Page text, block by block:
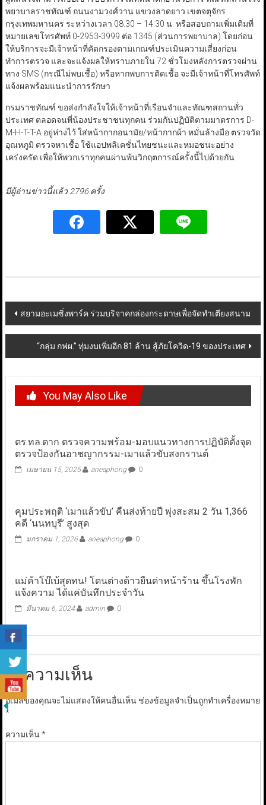
พยาบาลราชทัณฑ์ ถนนงามวงศ์วาน แขวงลาดยาว เขตจตุจักร
กรุงเทพมหานคร ระหว่างเวลา 08.30 – 14.30 น. หรือสอบถามเพิ่มเติมที่
หมายเลขโทรศัพท์ 0-2953-3999 ต่อ 1345 (ส่วนการพยาบาล) โดยก่อน
ให้บริการจะมีเจ้าหน้าที่คัดกรองตามเกณฑ์ประเมินความเสี่ยงก่อน
ทำการตรวจ และจะแจ้งผลให้ทราบภายใน 72 ชั่วโมงหลังการตรวจผ่าน
ทาง SMS (กรณีไม่พบเชื้อ) หรือหากพบการติดเชื้อ จะมีเจ้าหน้าที่โทรศัพท์
แจ้งผลพร้อมแนะนำการรักษา
กรมราชทัณฑ์ ขอส่งกำลังใจให้เจ้าหน้าที่เรือนจำและทัณฑสถานทั่ว
ประเทศ ตลอดจนพี่น้องประชาชนทุกคน ร่วมกันปฏิบัติตามมาตรการ D-
M-H-T-T-A อยู่ห่างไว้ ใส่หน้ากากอนามัย/หน้ากากผ้า หมั่นล้างมือ ตรวจวัด
อุณหภูมิ ตรวจหาเชื้อ ใช้แอปพลิเคชั่นไทยชนะและหมอชนะอย่าง
เคร่งครัด เพื่อให้พวกเราทุกคนผ่านพ้นวิกฤตการณ์ครั้งนี้ไปด้วยกัน
มีผู้อ่านข่าวนี้แล้ว 2796 ครั้ง
Post
navigation
สยามอะเมซิ่งพาร์ค ร่วมบริจาคกล่องกระดาษเพื่อจัดทำเตียงสนาม
“กลุ่ม กฟผ.” ทุ่มงบเพิ่มอีก 81 ล้าน สู้ภัยโควิด-19 ของประเทศ
You May Also Like
ตร.ทล.ตาก ตรวจความพร้อม-มอบแนวทางการปฏิบัติตั้งจุด
ตรวจป้องกันอาชญากรรม-เมาแล้วขับสงกรานต์
เมษายน 15, 2025 aneaphong 0
คุมประพฤติ ‘เมาแล้วขับ’ คืนส่งท้ายปี พุ่งสะสม 2 วัน 1,366
คดี ‘นนทบุรี’ สูงสุด
มกราคม 1, 2026 aneaphong 0
แม่ค้าโบ๊เบ้สุดทน! โดนต่างด้าวยืนด่าหน้าร้าน ขึ้นโรงพัก
แจ้งความ ได้แค่บันทึกประจำวัน
มีนาคม 6, 2024 admin 0
ใส่ความเห็น
อีเมลของคุณจะไม่แสดงให้คนอื่นเห็น ช่องข้อมูลจำเป็นถูกทำเครื่องหมาย
*
ความเห็น*